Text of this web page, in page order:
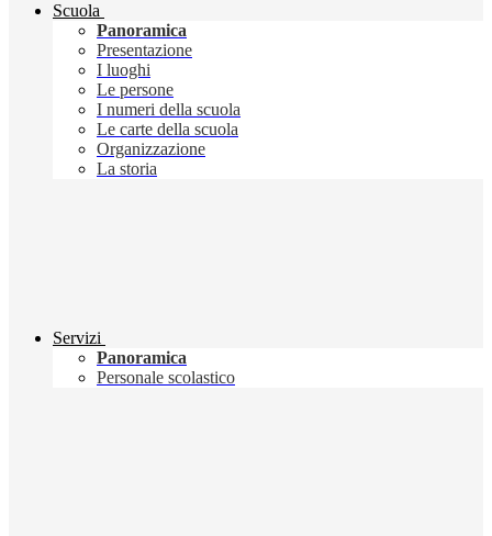
Scuola
Panoramica
Presentazione
I luoghi
Le persone
I numeri della scuola
Le carte della scuola
Organizzazione
La storia
Servizi
Panoramica
Personale scolastico